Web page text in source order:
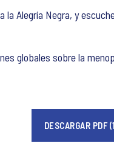
Alegría Negra, y
globales sobre la
DESCARGAR PDF